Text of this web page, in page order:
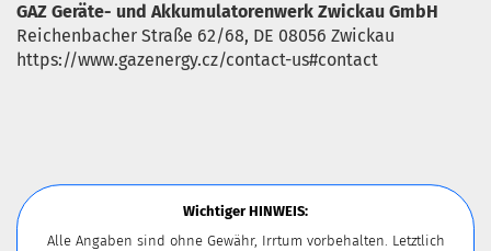
GAZ Geräte- und Akkumulatorenwerk Zwickau GmbH
Reichenbacher Straße 62/68, DE 08056 Zwickau
https://www.gazenergy.cz/contact-us#contact
Wichtiger HINWEIS:
Alle Angaben sind ohne Gewähr, Irrtum vorbehalten. Letztlich